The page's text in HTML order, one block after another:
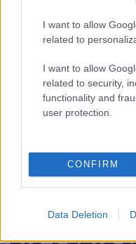
I want to allow
related to
I want to allow
related to security,
functionality and
user protection.
CONFIRM
Data Deletion
olyan kiemelt tévés
nagyon cseszlovák